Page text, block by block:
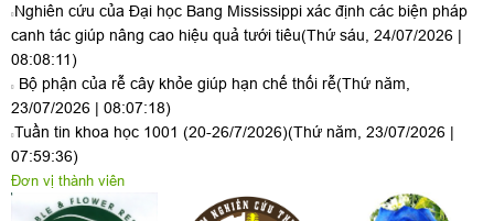
Nghiên cứu của Đại học Bang Mississippi xác định các biện pháp
canh tác giúp nâng cao hiệu quả tưới tiêu(Thứ sáu, 24/07/2026 |
08:08:11)
Bộ phận của rễ cây khỏe giúp hạn chế thối rễ(Thứ năm,
23/07/2026 | 08:07:18)
Tuần tin khoa học 1001 (20-26/7/2026)(Thứ năm, 23/07/2026 |
07:59:36)
Đơn vị thành viên